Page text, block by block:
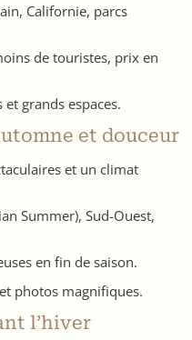
Californie, parcs
de touristes, prix en
grands espaces.
et douceur
et un climat
Summer), Sud-Ouest,
en fin de saison.
photos magnifiques.
l’hiver